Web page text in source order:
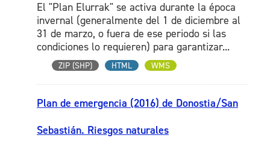
El "Plan Elurrak" se activa durante la época
invernal (generalmente del 1 de diciembre al
31 de marzo, o fuera de ese periodo si las
condiciones lo requieren) para garantizar...
ZIP (SHP) HTML WMS
Plan de emergencia (2016) de Donostia/San
Sebastián. Riesgos naturales